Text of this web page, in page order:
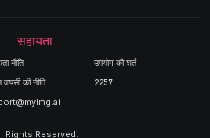
सहायता
नीति
उपयोग की शर्त
की नीति
2257
Rights Reserved.